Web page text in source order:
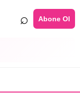
⌕ Abone Ol